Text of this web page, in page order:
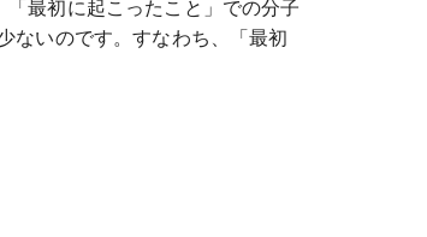
最初に起こったこと」での分子
ないのです。すなわち、「最初